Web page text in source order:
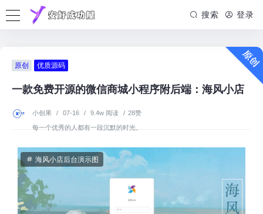
搜索 登录
原创 优质源码
一款免费开源的微信商城小程序附后端：海风小店
小创果 / 07-16 / 9.4w 阅读 / 28赞
每一个优秀的人都有一段沉默的时光。
海风小店后台演示图